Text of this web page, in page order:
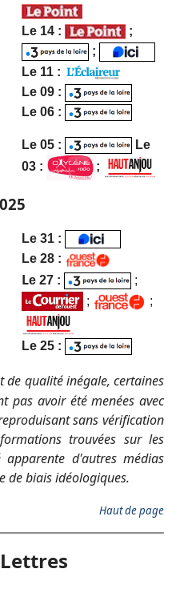
Le 14 :
;
;
Le 11 :
Le 09 :
Le 06 :
Le 05 :
Le
03 :
;
Le 31 :
Le 28 :
Le 27 :
;
;
;
Le 25 :
de qualité inégale, certaines
pas avoir été menées avec
sans vérification
trouvées sur les
d'autres médias
de biais idéologiques.
Haut de page